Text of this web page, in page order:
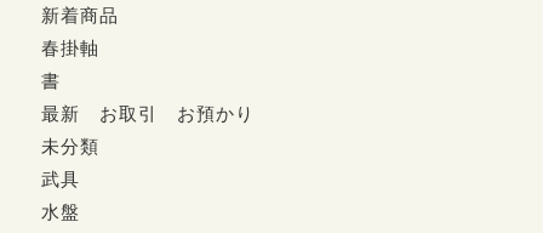
新着商品
春掛軸
書
最新 お取引 お預かり
未分類
武具
水盤